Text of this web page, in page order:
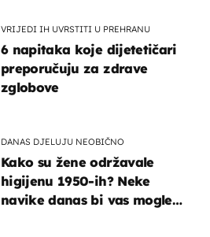
VRIJEDI IH UVRSTITI U PREHRANU
6 napitaka koje dijetetičari
preporučuju za zdrave
zglobove
DANAS DJELUJU NEOBIČNO
Kako su žene održavale
higijenu 1950-ih? Neke
navike danas bi vas mogle